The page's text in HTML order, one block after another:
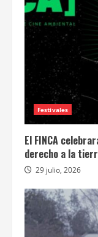
Festivales
El FINCA
derecho a la
29 julio, 2026